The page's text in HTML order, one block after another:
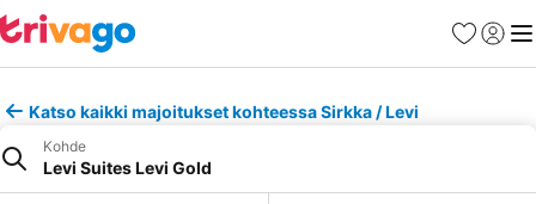
Suosikit
Katso kaikki majoitukset kohteessa Sirkka / Levi
Kohde
Levi Suites Levi Gold